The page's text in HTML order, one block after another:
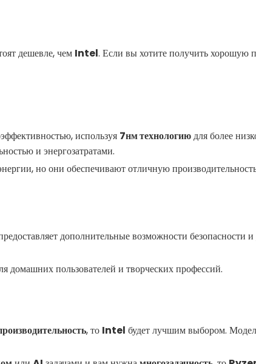
дешевле, чем Intel. Если вы хотите получить хорошую
используя 7нм технологиюдля более
и энергозатратами.
но они обеспечивают отличную
дополнительные возможности безопасности
домашних пользователей и творческих профессий.
, то Intel будет лучшим выбором.